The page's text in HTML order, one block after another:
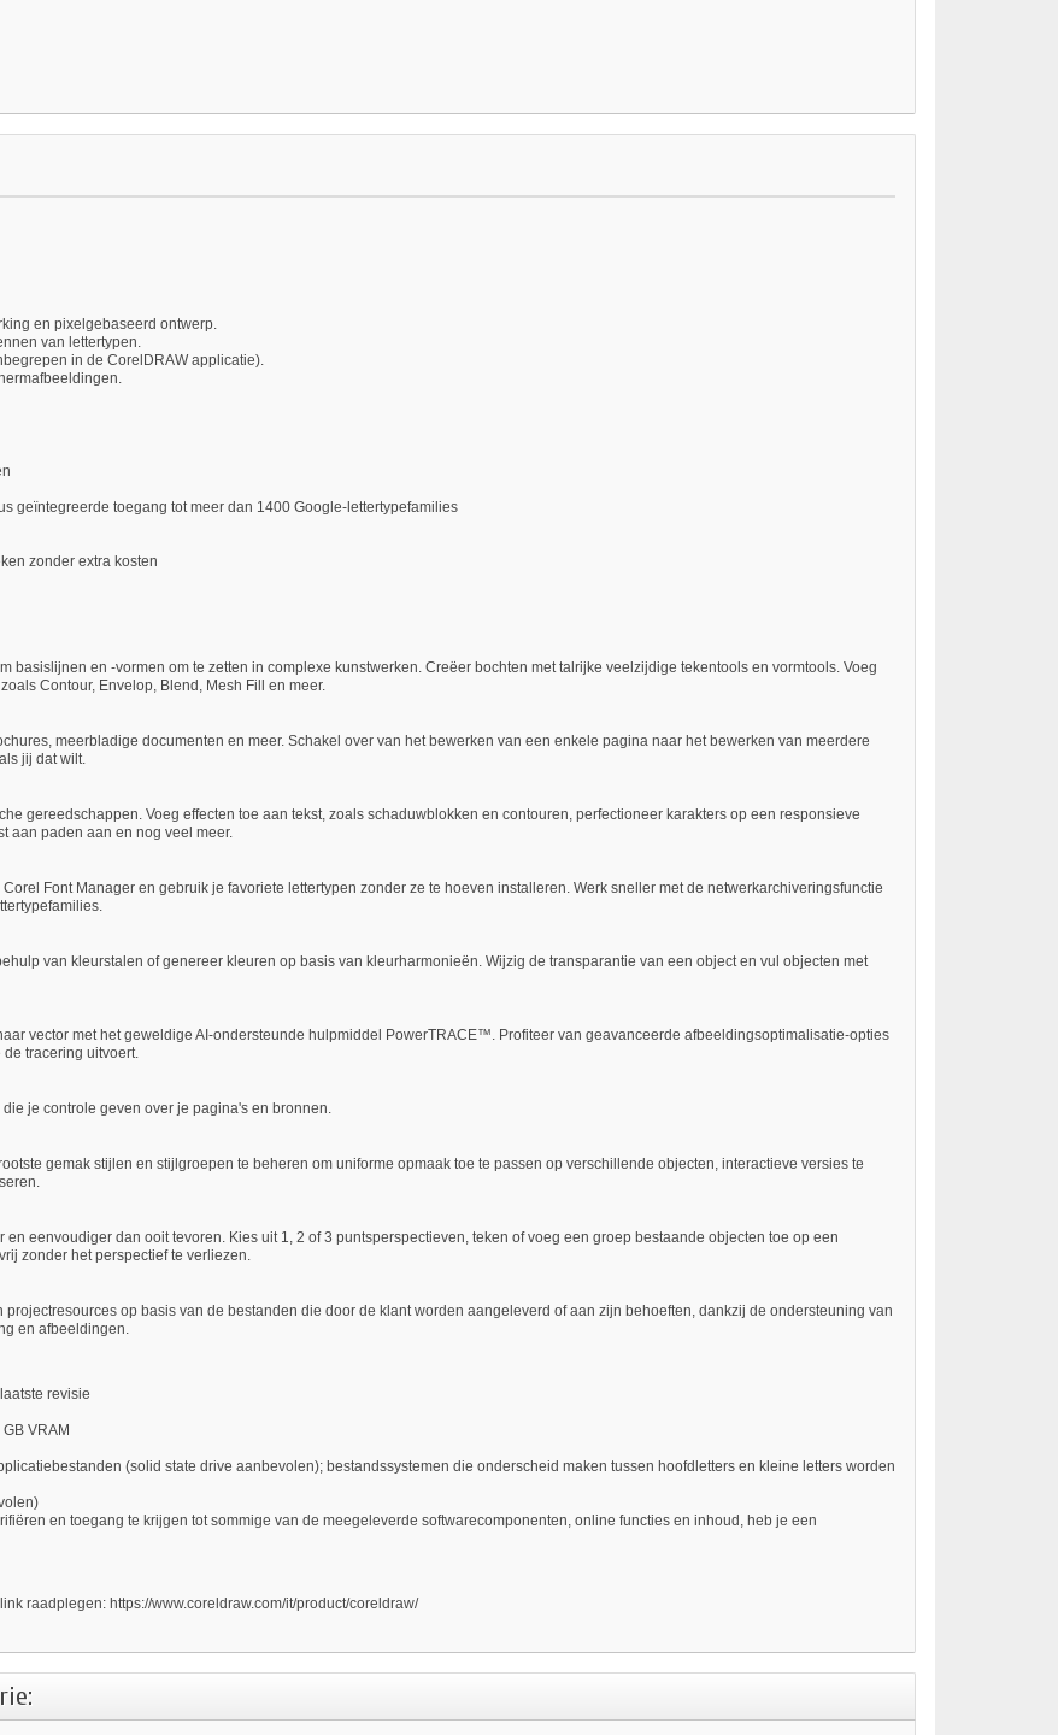
en pixelgebaseerd ontwerp.
van lettertypen.
in de CorelDRAW applicatie).
geïntegreerde toegang tot meer dan 1400 Google-lettertypefamilies
zonder extra kosten
basislijnen en -vormen om te zetten in complexe kunstwerken. Creëer bochten met talrijke veelzijdige tekentools en vormtools. Voeg
Contour, Envelop, Blend, Mesh Fill en meer.
meerbladige documenten en meer. Schakel over van het bewerken van een enkele pagina naar het bewerken van meerdere
jij dat wilt.
gereedschappen. Voeg effecten toe aan tekst, zoals schaduwblokken en contouren, perfectioneer karakters op een responsieve
aan paden aan en nog veel meer.
Font Manager en gebruik je favoriete lettertypen zonder ze te hoeven installeren. Werk sneller met de netwerkarchiveringsfunctie
van kleurstalen of genereer kleuren op basis van kleurharmonieën. Wijzig de transparantie van een object en vul objecten met
vector met het geweldige AI-ondersteunde hulpmiddel PowerTRACE™. Profiteer van geavanceerde afbeeldingsoptimalisatie-opties
tracering uitvoert.
je controle geven over je pagina's en bronnen.
gemak stijlen en stijlgroepen te beheren om uniforme opmaak toe te passen op verschillende objecten, interactieve versies te
eenvoudiger dan ooit tevoren. Kies uit 1, 2 of 3 puntsperspectieven, teken of voeg een groep bestaande objecten toe op een
zonder het perspectief te verliezen.
op basis van de bestanden die door de klant worden aangeleverd of aan zijn behoeften, dankzij de ondersteuning van
en afbeeldingen.
revisie
VRAM
(solid state drive aanbevolen); bestandssystemen die onderscheid maken tussen hoofdletters en kleine letters worden
en toegang te krijgen tot sommige van de meegeleverde softwarecomponenten, online functies en inhoud, heb je een
raadplegen: https://www.coreldraw.com/it/product/coreldraw/